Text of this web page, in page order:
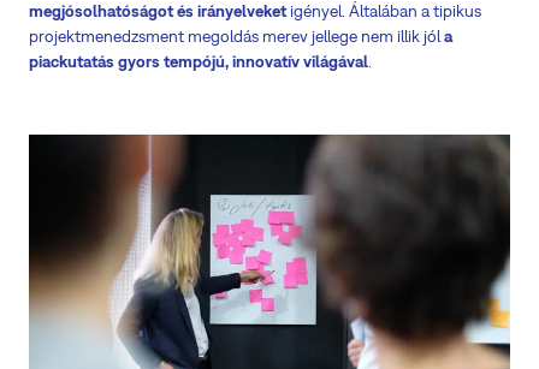
megjósolhatóságot és irányelveketigényel. Általában a tipikus
projektmenedzsment megoldás merev jellege nem illik jóla
piackutatás gyors tempójú, innovatív világával